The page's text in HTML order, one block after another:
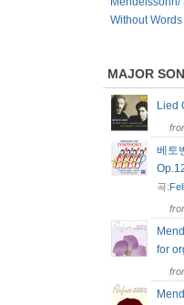
Without
MAJOR
Lied
베토
곡:
for